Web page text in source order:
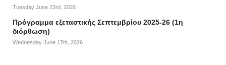
Tuesday June 23rd, 2026
Πρόγραμμα εξεταστικής Σεπτεμβρίου 2025-26 (1η
διόρθωση)
Wednesday June 17th, 2026